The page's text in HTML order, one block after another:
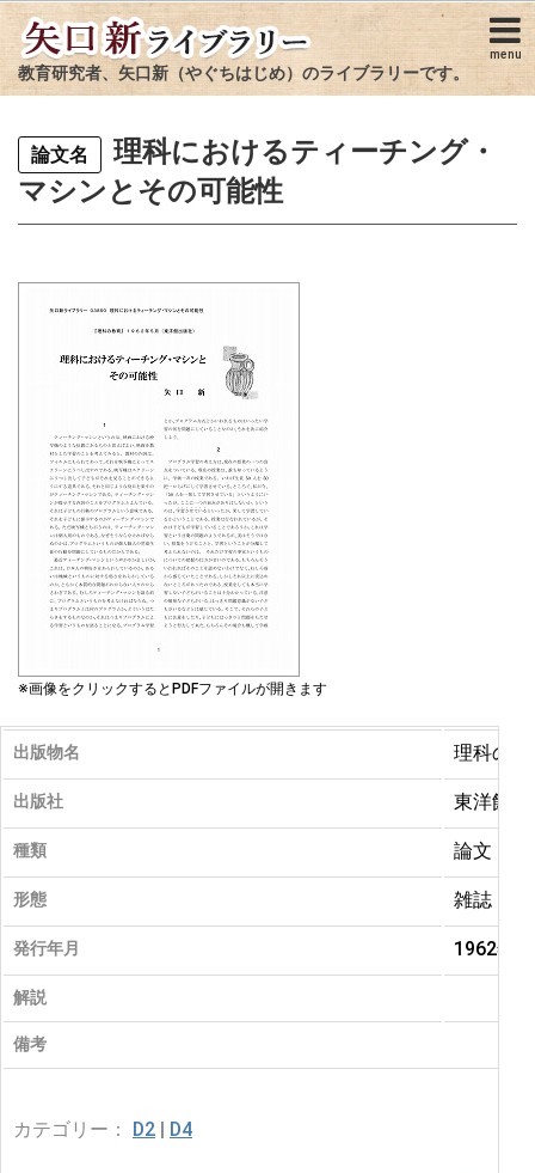
menu
教育研究者、矢口新（やぐちはじめ）のライブラリーです。
論文名
理科におけるティーチング・
マシンとその可能性
※画像をクリックするとPDFファイルが開きます
出版物名 理科の教
出版社 東洋館出
種類 論文
形態 雑誌
発行年月 1962年
解説
備考
カテゴリー： D2 | D4